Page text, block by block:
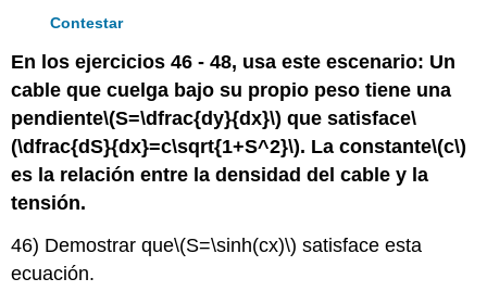
Contestar
En los ejercicios 46 - 48, usa este escenario: Un
cable que cuelga bajo su propio peso tiene una
pendiente\(S=\dfrac{dy}{dx}\) que satisface\
(\dfrac{dS}{dx}=c\sqrt{1+S^2}\). La constante\(c\)
es la relación entre la densidad del cable y la
tensión.
46) Demostrar que\(S=\sinh(cx)\) satisface esta
ecuación.